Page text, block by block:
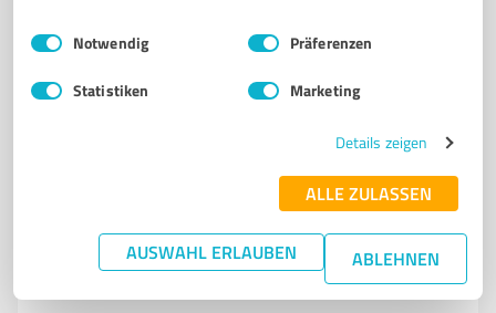
Impressum Datenschutzbestimmungen
Einwilligungsauswahl
Notwendig Präferenzen
Statistiken Marketing
Details zeigen
ALLE ZULASSEN
AUSWAHL ERLAUBEN ABLEHNEN
Oberflächenbehandlungen Pulverbeschichtungen
Sandstrahlen Endmontage Einlagern
PULVERBESCHICHTEN SANDSTRAHLEN ENTLACKEN VORBEREITEN VERZINKTER
TEILE FELGENBESCHICHTUNG SCHLEIFARBEITEN ENDMONTAGE EINLAGERN VON